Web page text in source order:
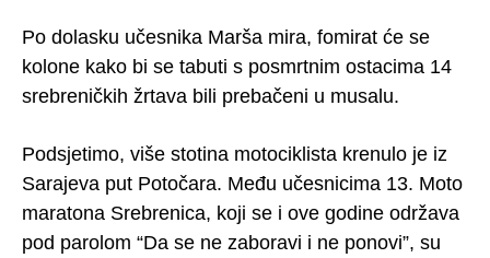
Po dolasku učesnika Marša mira, fomirat će se
kolone kako bi se tabuti s posmrtnim ostacima 14
srebreničkih žrtava bili prebačeni u musalu.
Podsjetimo, više stotina motociklista krenulo je iz
Sarajeva put Potočara. Među učesnicima 13. Moto
maratona Srebrenica, koji se i ove godine održava
pod parolom “Da se ne zaboravi i ne ponovi”, su